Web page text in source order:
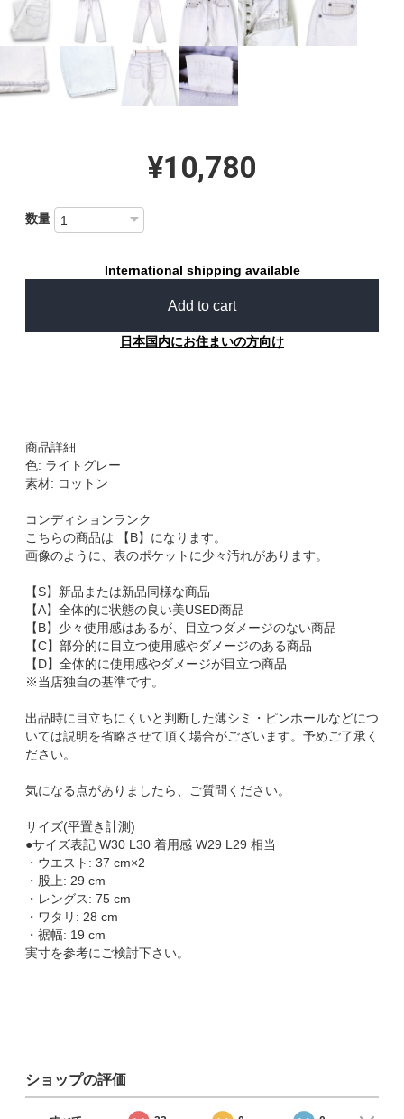
¥10,780
数量
International shipping available
Add to cart
日本国内にお住まいの方向け
商品詳細
色: ライトグレー
素材: コットン
コンディションランク
こちらの商品は 【B】になります。
画像のように、表のポケットに少々汚れがあります。
【S】新品または新品同様な商品
【A】全体的に状態の良い美USED商品
【B】少々使用感はあるが、目立つダメージのない商品
【C】部分的に目立つ使用感やダメージのある商品
【D】全体的に使用感やダメージが目立つ商品
※当店独自の基準です。
出品時に目立ちにくいと判断した薄シミ・ピンホールなどにつ
いては説明を省略させて頂く場合がございます。予めご了承く
ださい。
気になる点がありましたら、ご質問ください。
サイズ(平置き計測)
●サイズ表記 W30 L30 着用感 W29 L29 相当
・ウエスト: 37 cm×2
・股上: 29 cm
・レングス: 75 cm
・ワタリ: 28 cm
・裾幅: 19 cm
実寸を参考にご検討下さい。
ショップの評価